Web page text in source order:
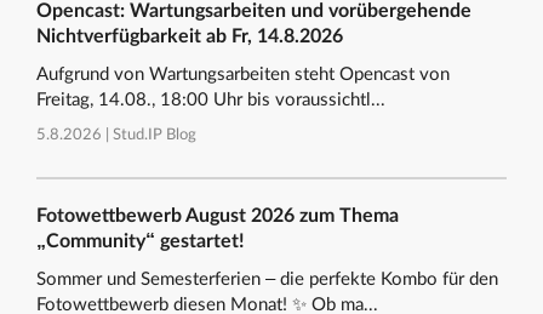
Opencast: Wartungsarbeiten und vorübergehende
Nichtverfügbarkeit ab Fr, 14.8.2026
Aufgrund von Wartungsarbeiten steht Opencast von
Freitag, 14.08., 18:00 Uhr bis voraussichtl...
5.8.2026 | Stud.IP Blog
Fotowettbewerb August 2026 zum Thema
„Community“ gestartet!
Sommer und Semesterferien – die perfekte Kombo für den
Fotowettbewerb diesen Monat! ✨ Ob ma...